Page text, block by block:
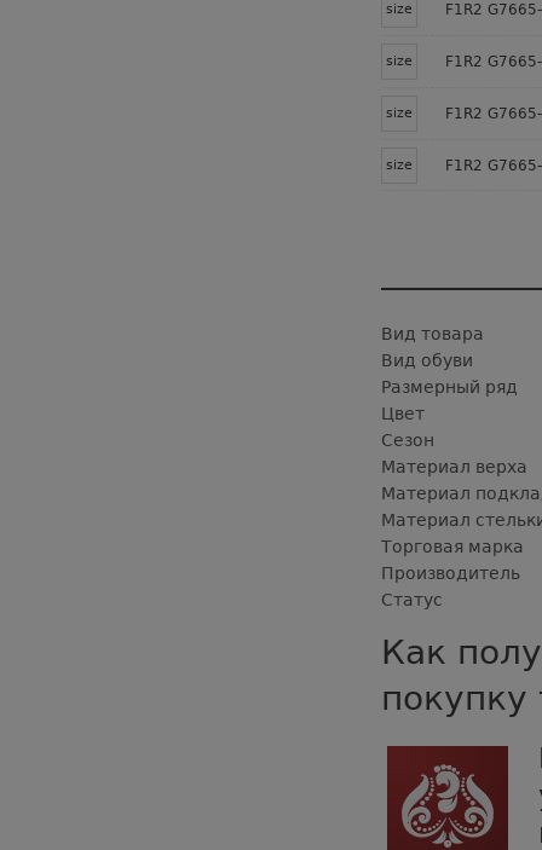
size F1R2
size F1R2
size F1R2
size F1R2
Вид товара
Вид обуви
Размерный ряд
Цвет
Сезон
Материал верха
Материал
Материал
Торговая марка
Производитель
Статус
Как
покупку